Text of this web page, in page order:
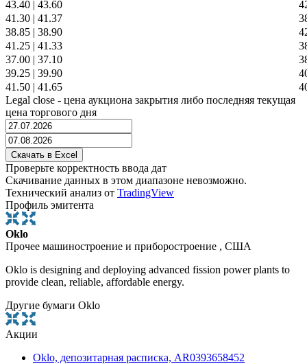
43.40 | 43.60
41.30 | 41.37
38.85 | 38.90
41.25 | 41.33
37.00 | 37.10
39.25 | 39.90
41.50 | 41.65
Legal close - цена аукциона закрытия либо последняя текущая
цена торгового дня
Проверьте корректность ввода дат
Скачивание данных в этом диапазоне невозможно.
Технический анализ от TradingView
Профиль эмитента
Oklo
Прочее машиностроение и приборостроение , США
Oklo is designing and deploying advanced fission power plants to
provide clean, reliable, affordable energy.
Другие бумаги Oklo
Акции
Oklo, депозитарная расписка, AR0393658452